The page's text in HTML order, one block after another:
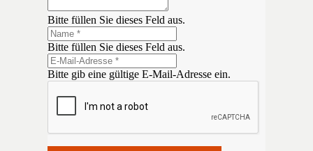
Bitte füllen Sie dieses Feld aus.
Bitte füllen Sie dieses Feld aus.
Bitte gib eine gültige E-Mail-Adresse ein.